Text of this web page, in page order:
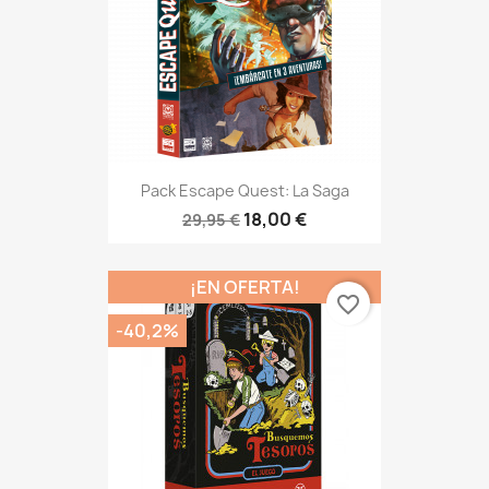
Pack Escape Quest: La Saga
29,95 € 18,00 €
¡EN OFERTA!
-40,2%
favorite_border